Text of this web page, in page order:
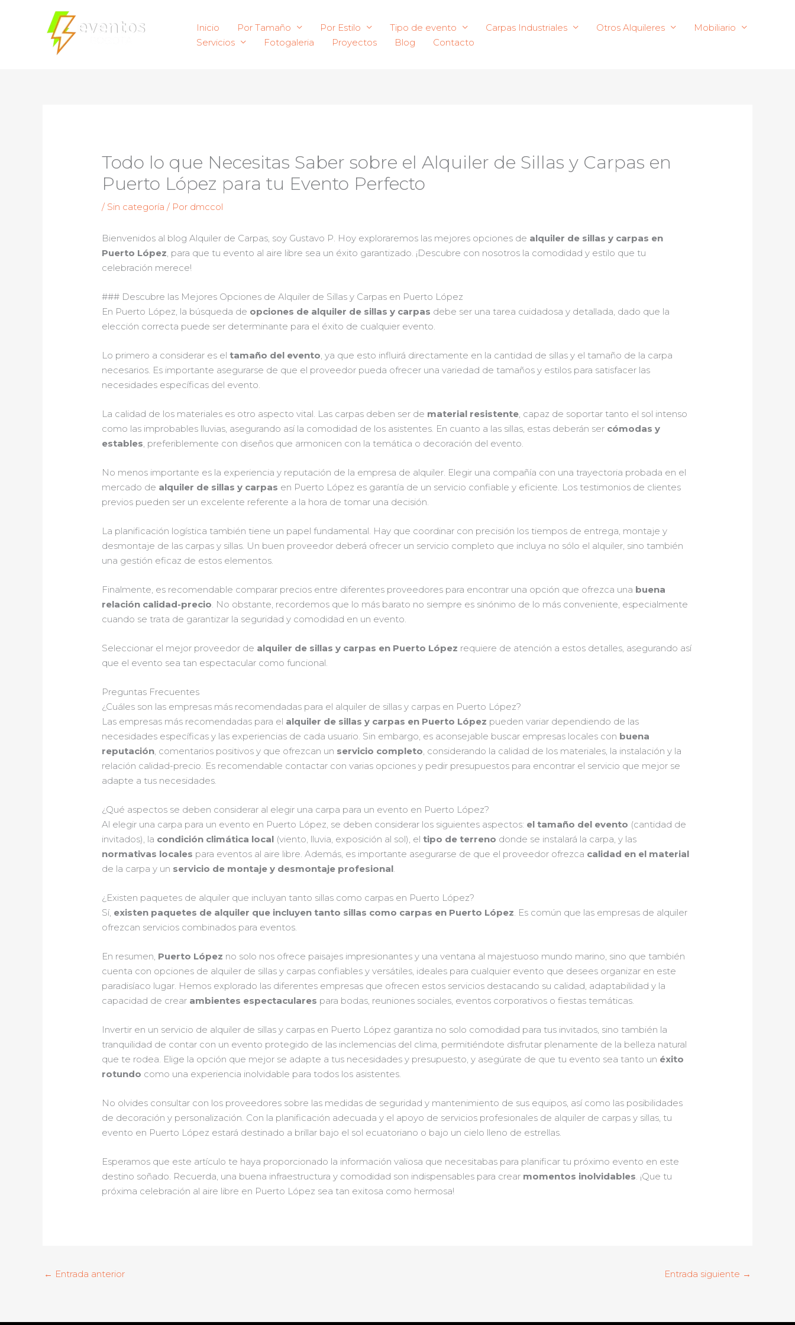
Inicio Por Tamaño Por Estilo Tipo de evento Carpas Industriales Otros Alquileres
Mobiliario
Servicios
Fotogaleria Proyectos Blog Contacto
Todo lo que Necesitas Saber sobre el Alquiler de Sillas y Carpas en
Puerto López para tu Evento Perfecto
/ Sin categoría / Por dmccol
Bienvenidos al blog Alquiler de Carpas, soy Gustavo P. Hoy exploraremos las mejores opciones de alquiler de sillas y carpas en
Puerto López, para que tu evento al aire libre sea un éxito garantizado. ¡Descubre con nosotros la comodidad y estilo que tu
celebración merece!
### Descubre las Mejores Opciones de Alquiler de Sillas y Carpas en Puerto López
En Puerto López, la búsqueda de opciones de alquiler de sillas y carpas debe ser una tarea cuidadosa y detallada, dado que la
elección correcta puede ser determinante para el éxito de cualquier evento.
Lo primero a considerar es eltamaño del evento, ya que esto influirá directamente en la cantidad de sillas y el tamaño de la carpa
necesarios. Es importante asegurarse de que el proveedor pueda ofrecer una variedad de tamaños y estilos para satisfacer las
necesidades específicas del evento.
La calidad de los materiales es otro aspecto vital. Las carpas deben ser de material resistente, capaz de soportar tanto el sol intenso
como las improbables lluvias, asegurando así la comodidad de los asistentes. En cuanto a las sillas, estas deberán ser cómodas y
estables, preferiblemente con diseños que armonicen con la temática o decoración del evento.
No menos importante es la experiencia y reputación de la empresa de alquiler. Elegir una compañía con una trayectoria probada en el
mercado de alquiler de sillas y carpas en Puerto López es garantía de un servicio confiable y eficiente. Los testimonios de clientes
previos pueden ser un excelente referente a la hora de tomar una decisión.
La planificación logística también tiene un papel fundamental. Hay que coordinar con precisión los tiempos de entrega, montaje y
desmontaje de las carpas y sillas. Un buen proveedor deberá ofrecer un servicio completo que incluya no sólo el alquiler, sino también
una gestión eficaz de estos elementos.
Finalmente, es recomendable comparar precios entre diferentes proveedores para encontrar una opción que ofrezca una buena
relación calidad-precio. No obstante, recordemos que lo más barato no siempre es sinónimo de lo más conveniente, especialmente
cuando se trata de garantizar la seguridad y comodidad en un evento.
Seleccionar el mejor proveedor de alquiler de sillas y carpas en Puerto López requiere de atención a estos detalles, asegurando así
que el evento sea tan espectacular como funcional.
Preguntas Frecuentes
¿Cuáles son las empresas más recomendadas para el alquiler de sillas y carpas en Puerto López?
Las empresas más recomendadas para el alquiler de sillas y carpas en Puerto López pueden variar dependiendo de las
necesidades específicas y las experiencias de cada usuario. Sin embargo, es aconsejable buscar empresas locales con buena
reputación, comentarios positivos y que ofrezcan un servicio completo, considerando la calidad de los materiales, la instalación y la
relación calidad-precio. Es recomendable contactar con varias opciones y pedir presupuestos para encontrar el servicio que mejor se
adapte a tus necesidades.
¿Qué aspectos se deben considerar al elegir una carpa para un evento en Puerto López?
Al elegir una carpa para un evento en Puerto López, se deben considerar los siguientes aspectos: el tamaño del evento (cantidad de
invitados), la condición climática local (viento, lluvia, exposición al sol), eltipo de terreno donde se instalará la carpa, y las
normativas locales para eventos al aire libre. Además, es importante asegurarse de que el proveedor ofrezca calidad en el material
de la carpa y un servicio de montaje y desmontaje profesional.
¿Existen paquetes de alquiler que incluyan tanto sillas como carpas en Puerto López?
Sí, existen paquetes de alquiler que incluyen tanto sillas como carpas en Puerto López. Es común que las empresas de alquiler
ofrezcan servicios combinados para eventos.
En resumen, Puerto López no solo nos ofrece paisajes impresionantes y una ventana al majestuoso mundo marino, sino que también
cuenta con opciones de alquiler de sillas y carpas confiables y versátiles, ideales para cualquier evento que desees organizar en este
paradisíaco lugar. Hemos explorado las diferentes empresas que ofrecen estos servicios destacando su calidad, adaptabilidad y la
capacidad de crear ambientes espectaculares para bodas, reuniones sociales, eventos corporativos o fiestas temáticas.
Invertir en un servicio de alquiler de sillas y carpas en Puerto López garantiza no solo comodidad para tus invitados, sino también la
tranquilidad de contar con un evento protegido de las inclemencias del clima, permitiéndote disfrutar plenamente de la belleza natural
que te rodea. Elige la opción que mejor se adapte a tus necesidades y presupuesto, y asegúrate de que tu evento sea tanto un éxito
rotundo como una experiencia inolvidable para todos los asistentes.
No olvides consultar con los proveedores sobre las medidas de seguridad y mantenimiento de sus equipos, así como las posibilidades
de decoración y personalización. Con la planificación adecuada y el apoyo de servicios profesionales de alquiler de carpas y sillas, tu
evento en Puerto López estará destinado a brillar bajo el sol ecuatoriano o bajo un cielo lleno de estrellas.
Esperamos que este artículo te haya proporcionado la información valiosa que necesitabas para planificar tu próximo evento en este
destino soñado. Recuerda, una buena infraestructura y comodidad son indispensables para crear momentos inolvidables. ¡Que tu
próxima celebración al aire libre en Puerto López sea tan exitosa como hermosa!
← Entrada anterior Entrada siguiente →